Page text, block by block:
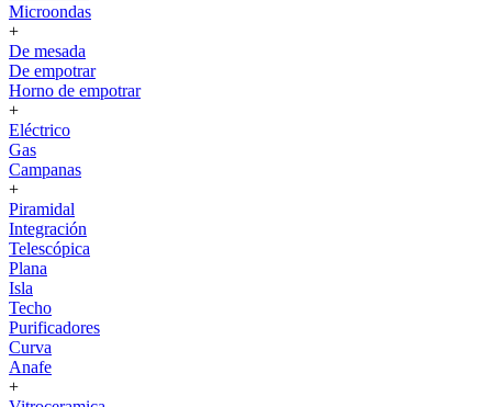
Microondas
+
De mesada
De empotrar
Horno de empotrar
+
Eléctrico
Gas
Campanas
+
Piramidal
Integración
Telescópica
Plana
Isla
Techo
Purificadores
Curva
Anafe
+